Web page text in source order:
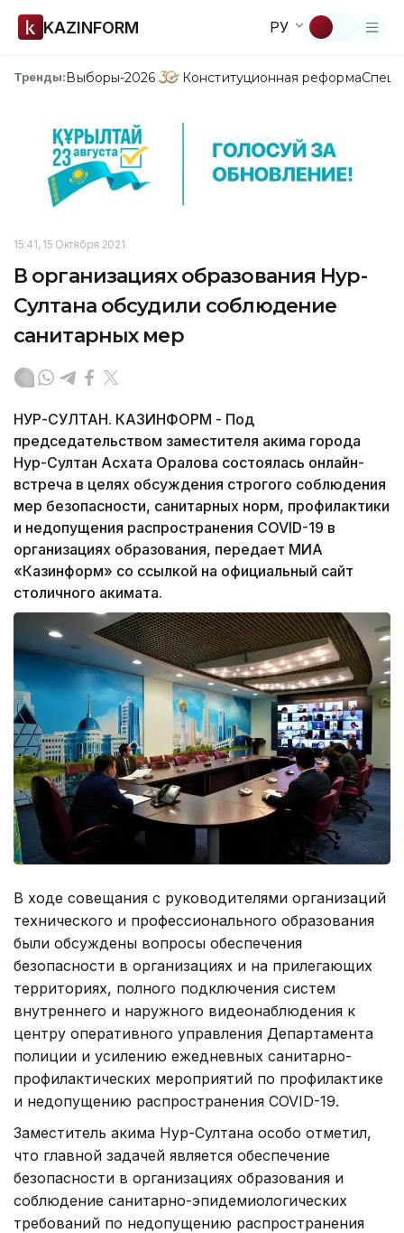
KAZINFORM РУ
Тренды:Выборы-2026 Конституционная реформа
15:41, 15 Октября 2021
В организациях образования Нур-
Султана обсудили соблюдение
санитарных мер
НУР-СУЛТАН. КАЗИНФОРМ - Под
председательством заместителя акима города
Нур-Султан Асхата Оралова состоялась онлайн-
встреча в целях обсуждения строгого соблюдения
мер безопасности, санитарных норм, профилактики
и недопущения распространения COVID-19 в
организациях образования, передает МИА
«Казинформ» со ссылкой на официальный сайт
столичного акимата.
В ходе совещания с руководителями организаций
технического и профессионального образования
были обсуждены вопросы обеспечения
безопасности в организациях и на прилегающих
территориях, полного подключения систем
внутреннего и наружного видеонаблюдения к
центру оперативного управления Департамента
полиции и усилению ежедневных санитарно-
профилактических мероприятий по профилактике
и недопущению распространения COVID-19.
Заместитель акима Нур-Султана особо отметил,
что главной задачей является обеспечение
безопасности в организациях образования и
соблюдение санитарно-эпидемиологических
требований по недопущению распространения